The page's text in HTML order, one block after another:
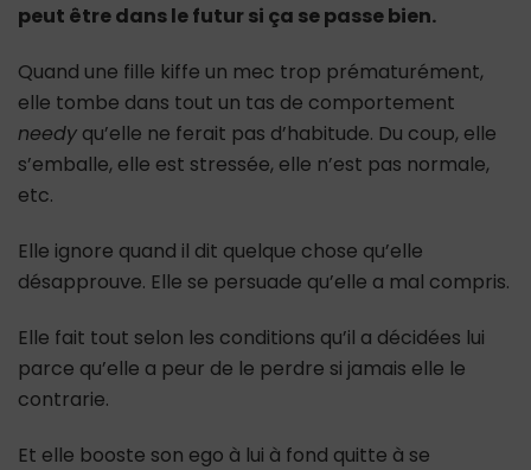
peut être dans le futur si ça se passe bien.
Quand une fille kiffe un mec trop prématurément,
elle tombe dans tout un tas de comportement
needy qu’elle ne ferait pas d’habitude. Du coup, elle
s’emballe, elle est stressée, elle n’est pas normale,
etc.
Elle ignore quand il dit quelque chose qu’elle
désapprouve. Elle se persuade qu’elle a mal compris.
Elle fait tout selon les conditions qu’il a décidées lui
parce qu’elle a peur de le perdre si jamais elle le
contrarie.
Et elle booste son ego à lui à fond quitte à se